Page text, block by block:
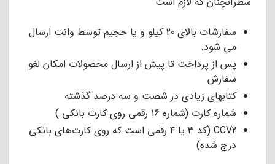
سفارشات بالای 20 کیلو و یا حجیم توسط وانت ارسال
می شود.
پس از پرداخت تا پیش از ارسال محصولات امکان لغو
سفارش
کتابهای زیادی در شصت و سه درصد گذشته
شماره کارت (شماره 16 رقمی روی کارت بانکی )
CCV2 (کد ۳ یا ۴ رقمی است که روی کارت‌‌‌‌‌‌‌‌‌‌‌‌‌‌‌‌‌‌‌‌‌‌‌‌‌‌‌‌‌‌‌‌‌‌‌‌‌‌‌‌‌‌‌‌‌‌‌‌‌‌‌‌‌های بانکی
درج شده)